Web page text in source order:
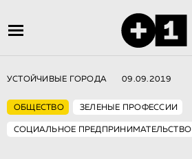
УСТОЙЧИВЫЕ ГОРОДА 09.09.2019
ОБЩЕСТВО ЗЕЛЕНЫЕ ПРОФЕССИИ
СОЦИАЛЬНОЕ ПРЕДПРИНИМАТЕЛЬСТВО